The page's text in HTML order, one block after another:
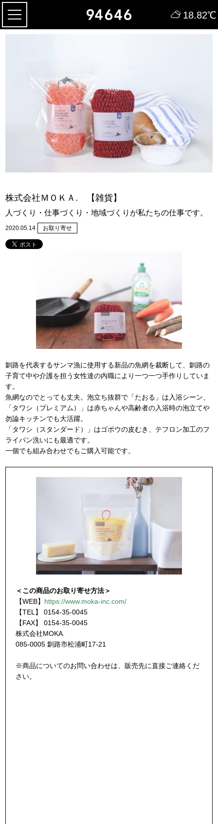
18.82℃
株式会社ＭＯＫＡ. 【雑貨】
人づくり・仕事づくり・地域づくりが私たちの仕事です。
2020.05.14 お取り寄せ
釧路を代表するサンマ漁に使用する新品の魚網を裁断して、釧路の
子育て中や介護を担う女性達の内職により一つ一つ手作りしていま
す。
魚網なのでとっても丈夫。泡立ち抜群で「たおる」は入浴シーン、
「タワシ（プレミアム）」は赤ちゃんや高齢者の入浴時の泡立てや
勿論キッチンでも大活躍。
「タワシ（スタンダード）」はゴボウの皮むき、テフロン加工のフ
ライパン洗いにも最適です。
一個でも組み合わせでもご購入可能です。
＜この商品のお取り寄せ方法＞
【WEB】 https://www.moka-inc.com/
【TEL】 0154-35-0045
【FAX】 0154-35-0045
株式会社MOKA.
085-0005 釧路市松浦町17-21
※商品についてのお問い合わせは、販売先に直接ご連絡くだ
さい。